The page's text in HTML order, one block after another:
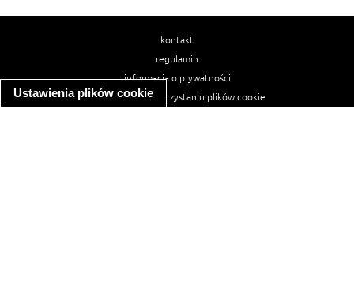
Ustawienia plików cookie
kontakt
regulamin
informacja o prywatności
informacja o wykorzystaniu plików cookie